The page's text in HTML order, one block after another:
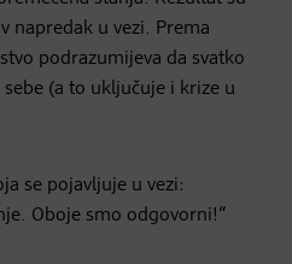
napredak u vezi. Prema
podrazumijeva da svatko
(a to uključuje i krize u
se pojavljuje u vezi:
Oboje smo odgovorni!“